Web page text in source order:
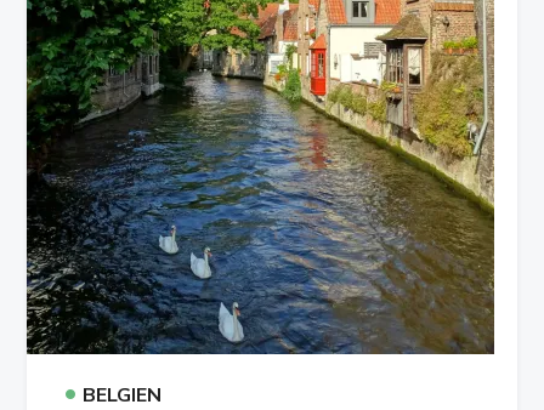
• BELGIEN